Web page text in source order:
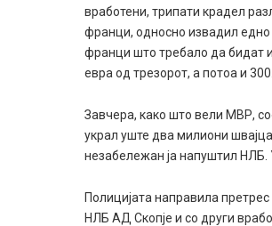
вработени, трипати крадел
франци, односно извадил едно
франци што требало да бидат
евра од трезорот, а потоа и
Завчера, како што вели МВР,
украл уште два милиони
незабележан ја напуштил НЛБ.
Полицијата направила
НЛБ АД Скопје и со други